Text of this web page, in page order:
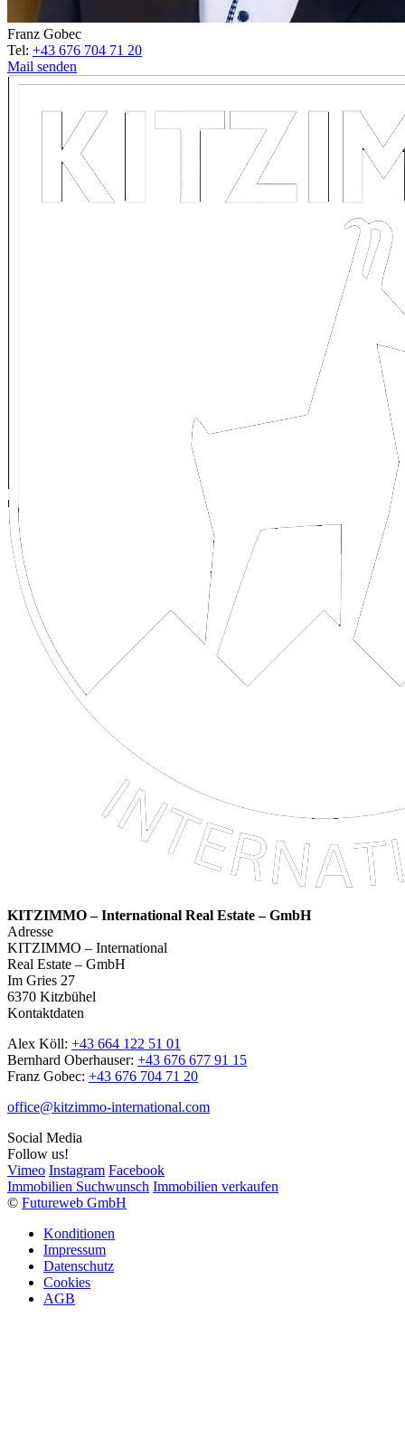
Franz Gobec
Tel: +43 676 704 71 20
Mail senden
KITZIMMO – International Real Estate – GmbH
Adresse
KITZIMMO – International
Real Estate – GmbH
Im Gries 27
6370 Kitzbühel
Kontaktdaten
Alex Köll: +43 664 122 51 01
Bernhard Oberhauser: +43 676 677 91 15
Franz Gobec: +43 676 704 71 20
office@kitzimmo-international.com
Social Media
Follow us!
Vimeo Instagram Facebook
Immobilien Suchwunsch Immobilien verkaufen
© Futureweb GmbH
Konditionen
Impressum
Datenschutz
Cookies
AGB